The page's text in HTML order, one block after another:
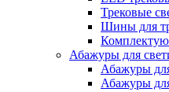
Трековые
Шины для
Абажуры для
Абажуры
Абажуры